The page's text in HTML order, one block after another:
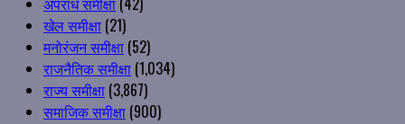
खेल समीक्षा (21)
मनोरंजन समीक्षा (52)
राजनैतिक समीक्षा (1,034)
राज्य समीक्षा (3,867)
समाजिक समीक्षा (900)